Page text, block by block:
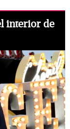
interior de